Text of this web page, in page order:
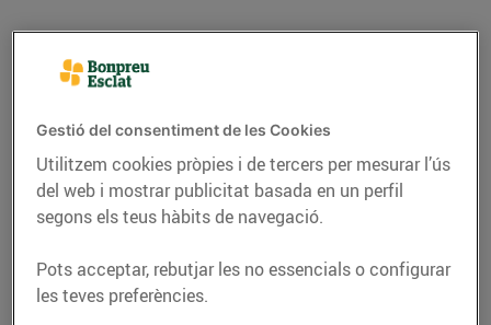
A l’amanida, al pa amb tomàquet, sofregit, al forn o
a la planxa… El
èpoques per gaudir-lo és l’estiu: en amanides,
gaspatxos, sopes fredes… I per a cada plat, una
varietats que podràs trobar actualment a Bonpreu i
Esclat, les coneixes totes?
Gestió del consentiment de les Cookies
Utilitzem cookies pròpies i de tercers per mesurar l’ús
del web i mostrar publicitat basada en un perfil
segons els teus hàbits de navegació.
Pots acceptar, rebutjar les no essencials o configurar
les teves preferències.